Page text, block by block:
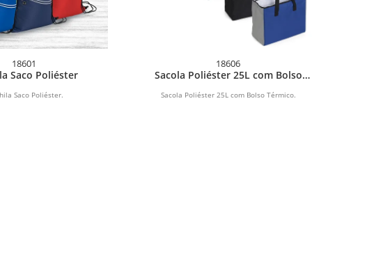
18601
Saco Poliéster
Saco Poliéster.
18606
Sacola Poliéster 25L com Bolso
Sacola Poliéster 25L com Bolso Térmico.